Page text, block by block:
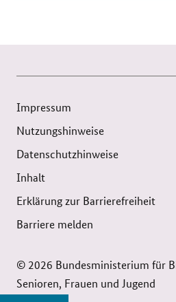
© 2026 Bundesministerium für
Senioren, Frauen und Jugend
Impressum
Nutzungshinweise
Datenschutzhinweise
Inhalt
Erklärung zur Barrierefreiheit
Barriere melden